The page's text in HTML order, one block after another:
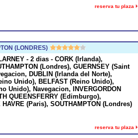
reserva tu plaza
(LONDRES)
- 2 dias - CORK (Irlanda),
(Londres), GUERNSEY (Saint
DUBLIN (Irlanda del Norte),
Unido), BELFAST (Reino Unido),
Unido), Navegacion, INVERGORDON
QUEENSFERRY (Edimburgo),
(Paris), SOUTHAMPTON (Londres)
reserva tu plaza